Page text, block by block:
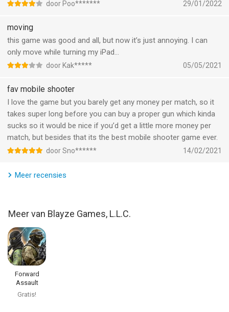
om 03:08.
match it’s too low so please make it more like atleast 1k per
want. (Btw can you make gold weapons like 750 or that every
gold out of an case you get like 10 to 20)
door Poo******* 29/01/2022
moving
this game was good and all, but now it’s just annoying. I can
only move while turning my iPad...
door Kak***** 05/05/2021
fav mobile shooter
I love the game but you barely get any money per match, so it
takes super long before you can buy a proper gun which kinda
sucks so it would be nice if you’d get a little more money per
match, but besides that its the best mobile shooter game ever.
door Sno****** 14/02/2021
Meer recensies
Meer van Blayze Games, L.L.C.
Forward
Assault
Gratis!